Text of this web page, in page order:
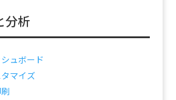
分析
ュボード
マイズ